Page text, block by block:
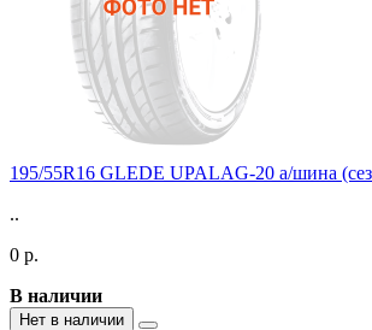
195/55R16 GLEDE UPALAG-20 а/шина
..
0 р.
В наличии
Нет в наличии